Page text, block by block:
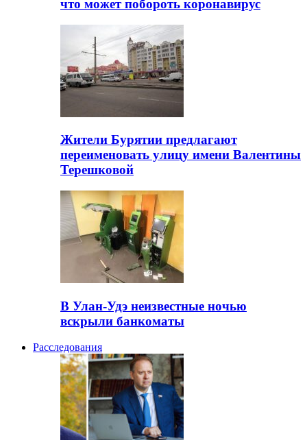
что может побороть коронавирус
Жители Бурятии предлагают
переименовать улицу имени Валентины
Терешковой
В Улан-Удэ неизвестные ночью
вскрыли банкоматы
Расследования